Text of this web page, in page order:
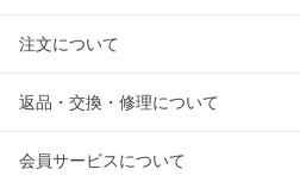
注文について
返品・交換・修理について
会員サービスについて